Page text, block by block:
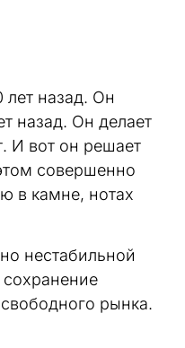
назад. Он
назад. Он делает
И вот он решает
совершенно
в камне, нотах
нестабильной
рынка.